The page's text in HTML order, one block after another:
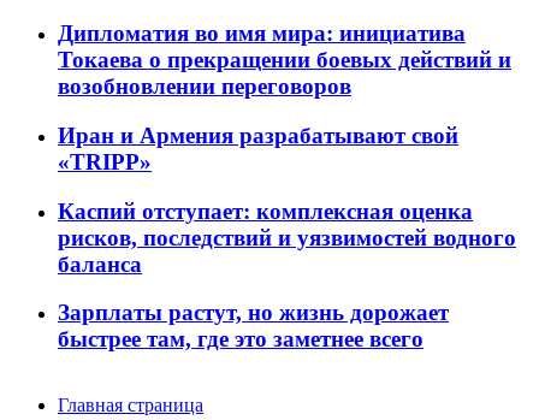
Дипломатия во имя мира: инициатива
Токаева о прекращении боевых действий и
возобновлении переговоров
Иран и Армения разрабатывают свой
«TRIPP»
Каспий отступает: комплексная оценка
рисков, последствий и уязвимостей водного
баланса
Зарплаты растут, но жизнь дорожает
быстрее там, где это заметнее всего
Главная страница